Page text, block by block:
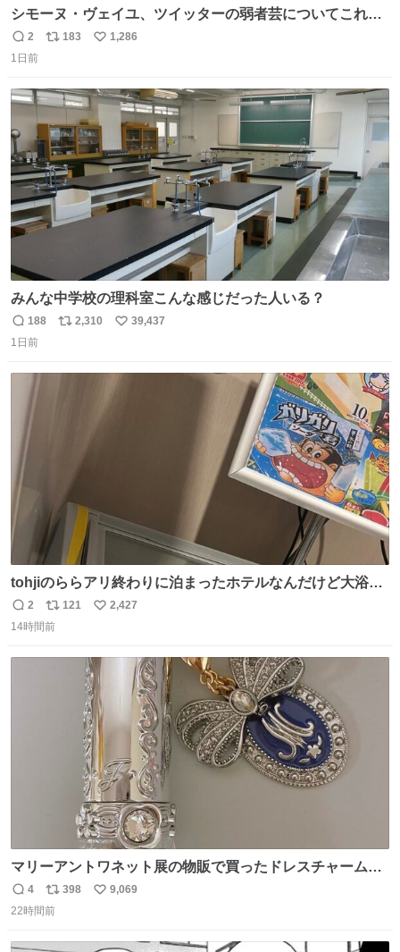
シモーヌ・ヴェイユ、ツイッターの弱者芸についてこれ以
上なく鋭く分析していて本当に凄い。俺辞めちゃうかもイ
ンターネット。これ読み終わったら
返
信
2
リ
ト
数
183
い
数
1,286
1日前
みんな中学校の理科室こんな感じだった人いる？
返
信
188
リ
2,310
い
数
39,437
1日前
tohjiのららアリ終わりに泊まったホテルなんだけど大浴場
にアイス置いてあって バニラがこれだった 粋な計らいあり
がとう
返
信
2
リ
ポ
121
い
数
2,427
14時間前
マリーアントワネット展の物販で買ったドレスチャームを
流行りのめじるしアクセサリーにして、リップにつけた
り、同じく物販で購入したシュシュにつけたりしています
返
信
4
リ
ポ
398
い
9,069
22時間前